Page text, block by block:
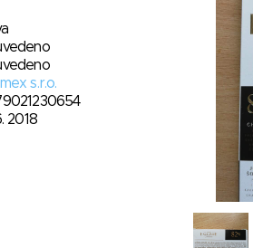
s.r.o.
2018